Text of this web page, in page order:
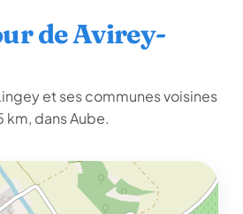
de Avirey-
et ses communes voisines
km, dans Aube.